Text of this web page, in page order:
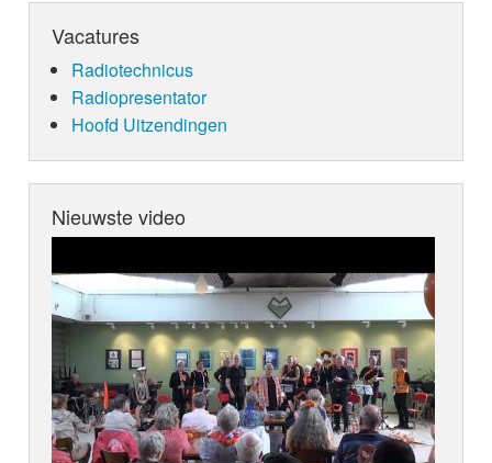
Vacatures
Radiotechnicus
Radiopresentator
Hoofd Uitzendingen
Nieuwste video